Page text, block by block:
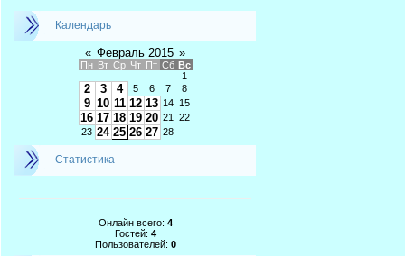
Календарь
« Февраль 2015 »
Пн Вт Ср Чт Пт Сб Вс
1
2 3 4 5 6 7 8
9 10 11 12 13 14 15
16 17 18 19 20 21
22
23 24 25 26 27 28
Статистика
Онлайн всего: 4
Гостей: 4
Пользователей: 0